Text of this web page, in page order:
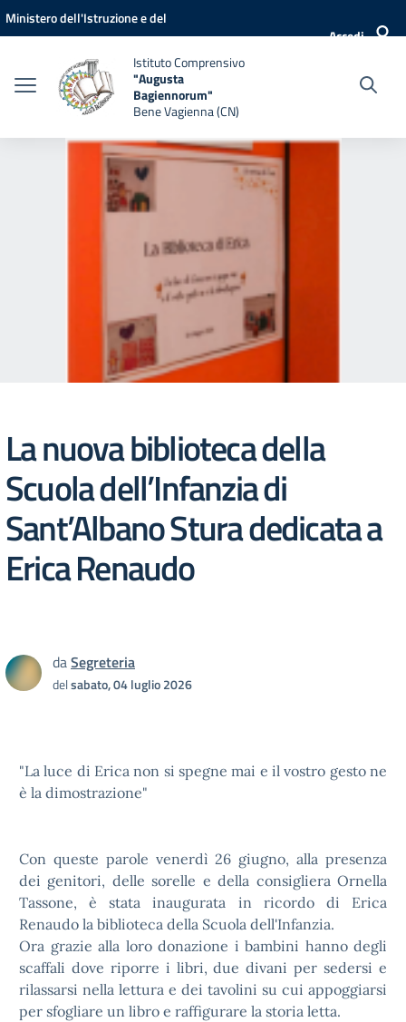
Vai ai contenuti
Vai al menu di navigazione
Vai al footer
Ministero dell'Istruzione e del
Accedi
Istituto Comprensivo
"Augusta
Bagiennorum"
Bene Vagienna (CN)
La nuova biblioteca della
Scuola dell’Infanzia di
Sant’Albano Stura dedicata a
Erica Renaudo
daSegreteria
delsabato, 04 luglio 2026
"La luce di Erica non si spegne mai e il vostro gesto ne
è la dimostrazione"
Con queste parole venerdì 26 giugno, alla presenza
dei genitori, delle sorelle e della consigliera Ornella
Tassone, è stata inaugurata in ricordo di Erica
Renaudo la biblioteca della Scuola dell'Infanzia.
Ora grazie alla loro donazione i bambini hanno degli
scaffali dove riporre i libri, due divani per sedersi e
rilassarsi nella lettura e dei tavolini su cui appoggiarsi
per sfogliare un libro e raffigurare la storia letta.